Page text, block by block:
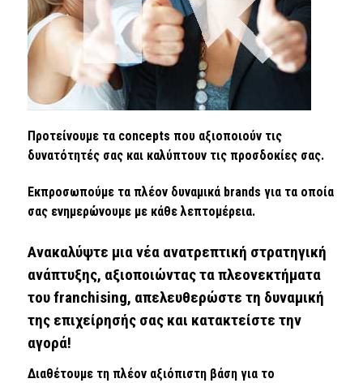
Προτείνουμε τα concepts που αξιοποιούν τις
δυνατότητές σας και καλύπτουν τις προσδοκίες σας.
Εκπροσωπούμε τα πλέον δυναμικά brands για τα οποία
σας ενημερώνουμε με κάθε λεπτομέρεια.
Ανακαλύψτε μια νέα ανατρεπτική στρατηγική
ανάπτυξης, αξιοποιώντας τα πλεονεκτήματα
του franchising, απελευθερώστε τη δυναμική
της επιχείρησής σας και κατακτείστε την
αγορά!
Διαθέτουμε τη πλέον αξιόπιστη βάση για το